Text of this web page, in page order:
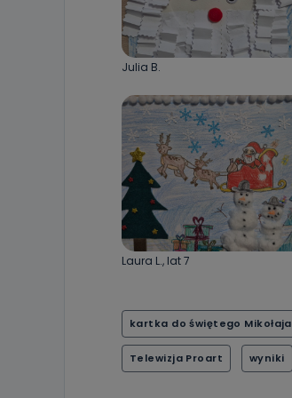
Julia B.
Laura L., lat 7
kartka do świętego Mikołaja
Telewizja Proart wyniki